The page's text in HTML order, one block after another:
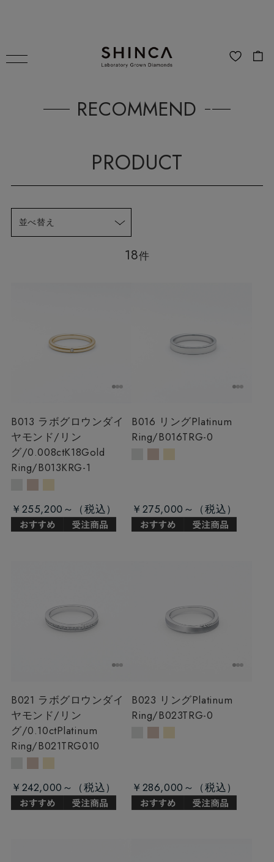
RECOMMEND
PRODUCT
並べ替え
18件
B013 ラボグロウンダイ
ヤモンド/リン
グ/0.008ctK18Gold
Ring/B013KRG-1
￥255,200～
B016 リングPlatinum
Ring/B016TRG-0
￥275,000～
B021 ラボグロウンダイ
ヤモンド/リン
グ/0.10ctPlatinum
Ring/B021TRG010
￥242,000～
B023 リングPlatinum
Ring/B023TRG-0
￥286,000～